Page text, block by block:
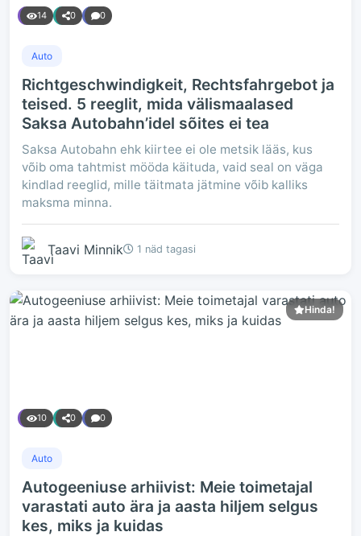
14 0 0
Auto
Richtgeschwindigkeit, Rechtsfahrgebot ja
teised. 5 reeglit, mida välismaalased
Saksa Autobahn’idel sõites ei tea
Saksa Autobahn ehk kiirtee ei ole metsik lääs, kus
võib oma tahtmist mööda käituda, vaid seal on väga
kindlad reeglid, mille täitmata jätmine võib kalliks
maksma minna.
Taavi Minnik 1 näd tagasi
Hinda!
10 0 0
Auto
Autogeeniuse arhiivist: Meie toimetajal
varastati auto ära ja aasta hiljem selgus
kes, miks ja kuidas